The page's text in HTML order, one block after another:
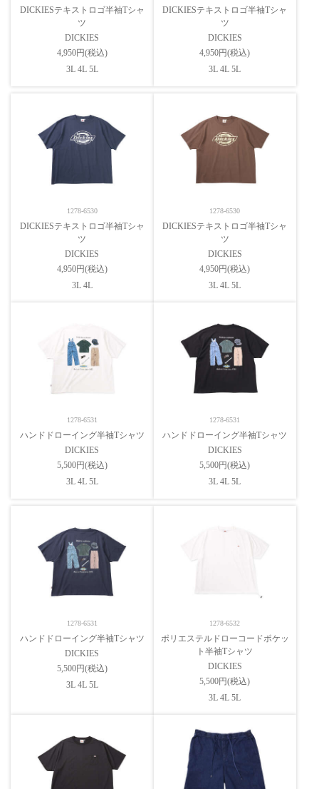
DICKIESテキストロゴ半袖Tシャ
ツ
DICKIES
4,950円(税込)
3L 4L 5L
DICKIESテキストロゴ半袖Tシャ
ツ
DICKIES
4,950円(税込)
3L 4L 5L
1278-6530
DICKIESテキストロゴ半袖Tシャ
ツ
DICKIES
4,950円(税込)
3L 4L
1278-6530
DICKIESテキストロゴ半袖Tシャ
ツ
DICKIES
4,950円(税込)
3L 4L 5L
1278-6531
ハンドドローイング半袖Tシャツ
DICKIES
5,500円(税込)
3L 4L 5L
1278-6531
ハンドドローイング半袖Tシャツ
DICKIES
5,500円(税込)
3L 4L 5L
1278-6531
ハンドドローイング半袖Tシャツ
DICKIES
5,500円(税込)
3L 4L 5L
1278-6532
ポリエステルドローコードポケッ
ト半袖Tシャツ
DICKIES
5,500円(税込)
3L 4L 5L